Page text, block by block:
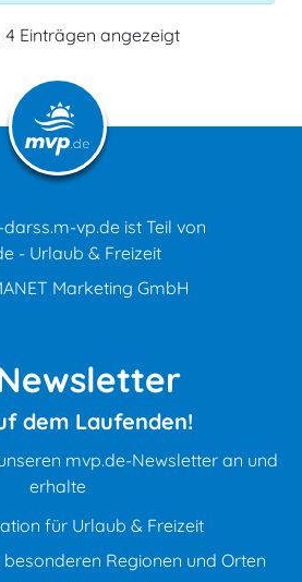
4 Einträgen angezeigt
vp.de ist Teil von
- Urlaub & Freizeit
Marketing GmbH
dem Laufenden!
mvp.de-Newsletter an und
erhalte
für Urlaub & Freizeit
besonderen Regionen und Orten